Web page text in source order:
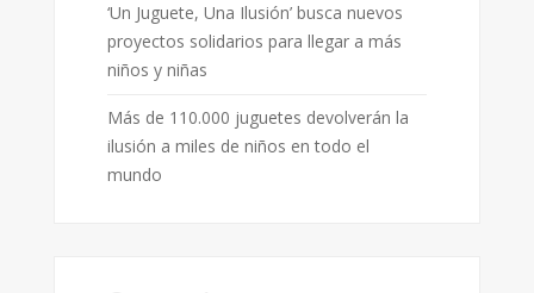
‘Un Juguete, Una Ilusión’ busca nuevos
proyectos solidarios para llegar a más
niños y niñas
Más de 110.000 juguetes devolverán la
ilusión a miles de niños en todo el
mundo